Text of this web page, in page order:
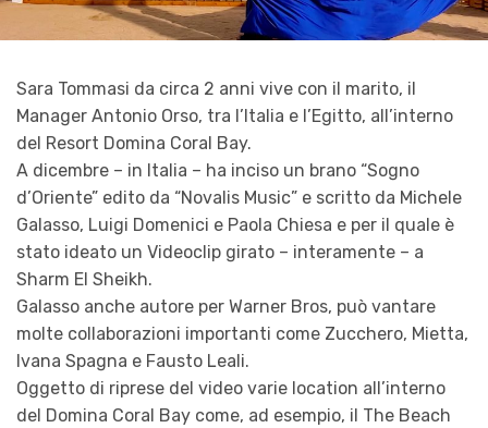
Sara Tommasi da circa 2 anni vive con il marito, il
Manager Antonio Orso, tra l’Italia e l’Egitto, all’interno
del Resort Domina Coral Bay.
A dicembre – in Italia – ha inciso un brano “Sogno
d’Oriente” edito da “Novalis Music” e scritto da Michele
Galasso, Luigi Domenici e Paola Chiesa e per il quale è
stato ideato un Videoclip girato – interamente – a
Sharm El Sheikh.
Galasso anche autore per Warner Bros, può vantare
molte collaborazioni importanti come Zucchero, Mietta,
Ivana Spagna e Fausto Leali.
Oggetto di riprese del video varie location all’interno
del Domina Coral Bay come, ad esempio, il The Beach